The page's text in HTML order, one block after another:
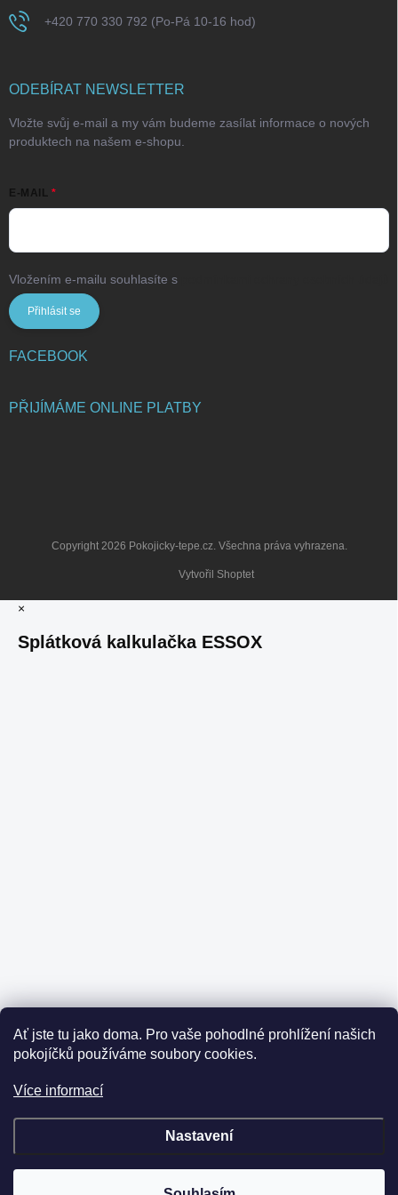
Ať jste tu jako doma. Pro vaše pohodlné prohlížení našich
pokojíčků používáme soubory cookies.
Více informací
Nastavení
+420 770 330 792 (Po-Pá 10-16 hod)
ODEBÍRAT NEWSLETTER
Vložte svůj e-mail a my vám budeme zasílat informace o nových
produktech na našem e-shopu.
E-MAIL
Vložením e-mailu souhlasíte s
Přihlásit se
FACEBOOK
PŘIJÍMÁME ONLINE PLATBY
Vytvořil Shoptet
Copyright 2026 Pokojicky-tepe.cz. Všechna práva vyhrazena.
×
Splátková kalkulačka ESSOX